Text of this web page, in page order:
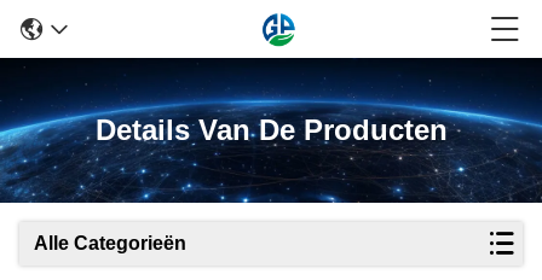
Details Van De Producten
Alle Categorieën